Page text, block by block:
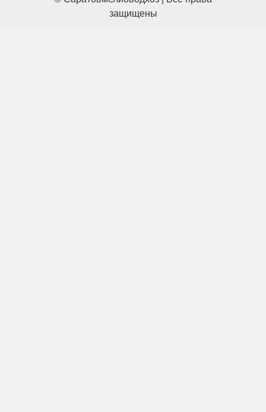
защищены